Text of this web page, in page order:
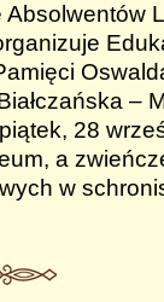
–
28
a
w